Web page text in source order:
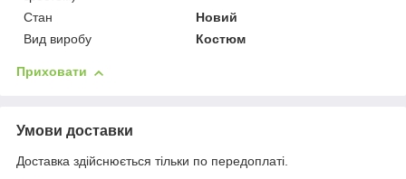
Стан
Новий
Вид виробу
Костюм
Приховати
Умови доставки
Доставка здійснюється тільки по передоплаті.